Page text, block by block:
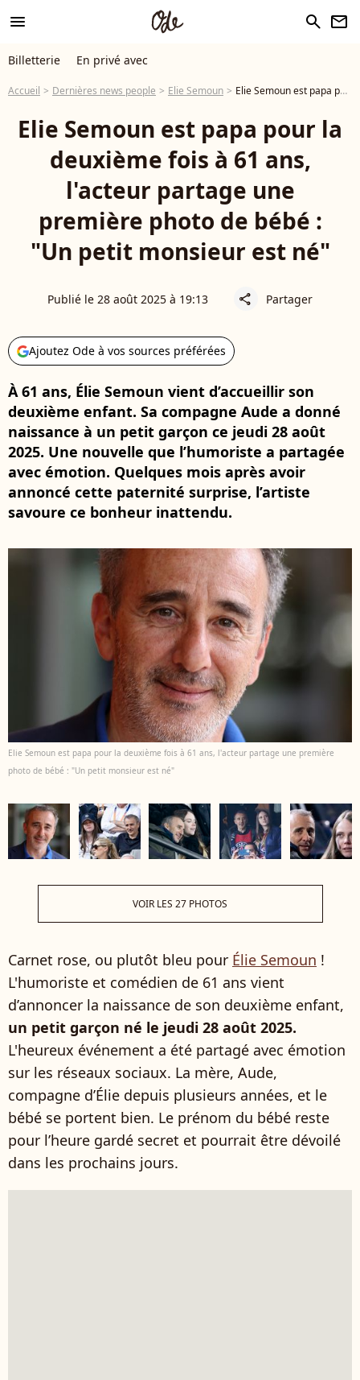
menu search newsletter
Billetterie En privé avec
Accueil Dernières news people Elie Semoun Elie Semoun est papa pour la deuxième fois à 61 ans, l'acteur partage une première photo de bébé : "Un petit monsieur est né"
Elie Semoun est papa pour la
deuxième fois à 61 ans,
l'acteur partage une
première photo de bébé :
"Un petit monsieur est né"
Publié le 28 août 2025 à 19:13 share Partager
Ajoutez Ode à vos sources préférées
À 61 ans, Élie Semoun vient d’accueillir son
deuxième enfant. Sa compagne Aude a donné
naissance à un petit garçon ce jeudi 28 août
2025. Une nouvelle que l’humoriste a partagée
avec émotion. Quelques mois après avoir
annoncé cette paternité surprise, l’artiste
savoure ce bonheur inattendu.
Elie Semoun est papa pour la deuxième fois à 61 ans, l'acteur partage une première
photo de bébé : "Un petit monsieur est né"
VOIR LES 27 PHOTOS
Carnet rose, ou plutôt bleu pour Élie Semoun !
L'humoriste et comédien de 61 ans vient
d’annoncer la naissance de son deuxième enfant,
un petit garçon né le jeudi 28 août 2025.
L'heureux événement a été partagé avec émotion
sur les réseaux sociaux. La mère, Aude,
compagne d’Élie depuis plusieurs années, et le
bébé se portent bien. Le prénom du bébé reste
pour l’heure gardé secret et pourrait être dévoilé
dans les prochains jours.